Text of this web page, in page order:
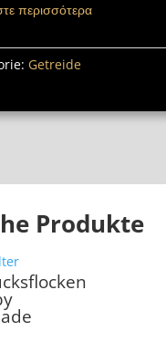
περισσότερα
Getreide
Produkte